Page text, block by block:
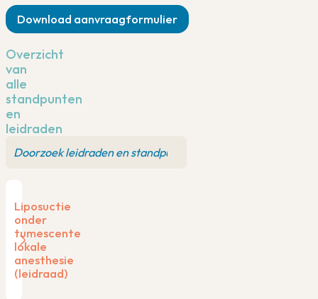
Download aanvraagformulier
Overzicht
van
alle
standpunten
en
leidraden
Liposuctie
onder
tumescente
lokale
anesthesie
(leidraad)